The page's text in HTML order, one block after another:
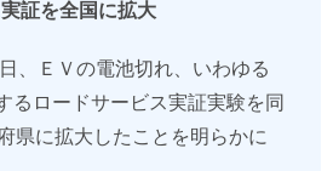
証を全国に拡大
、ＥＶの電池切れ、いわゆる
るロードサービス実証実験を同
県に拡大したことを明らかに